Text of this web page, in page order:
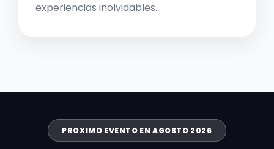
experiencias inolvidables.
PROXIMO EVENTO EN AGOSTO 2026